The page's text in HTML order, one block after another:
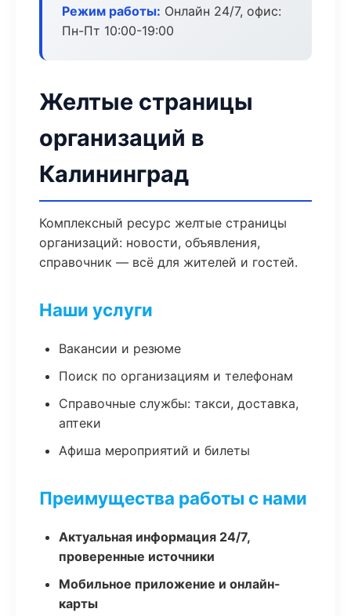
Режим работы: Онлайн 24/7, офис:
Пн-Пт 10:00-19:00
Желтые страницы
организаций в
Калининград
Комплексный ресурс желтые страницы
организаций: новости, объявления,
справочник — всё для жителей и гостей.
Наши услуги
Вакансии и резюме
Поиск по организациям и телефонам
Справочные службы: такси, доставка,
аптеки
Афиша мероприятий и билеты
Преимущества работы с нами
Актуальная информация 24/7,
проверенные источники
Мобильное приложение и онлайн-
карты